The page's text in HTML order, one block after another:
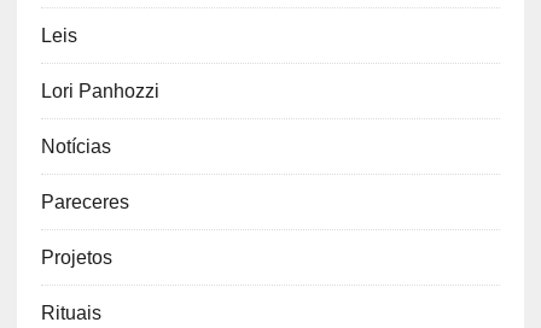
Leis
Lori Panhozzi
Notícias
Pareceres
Projetos
Rituais